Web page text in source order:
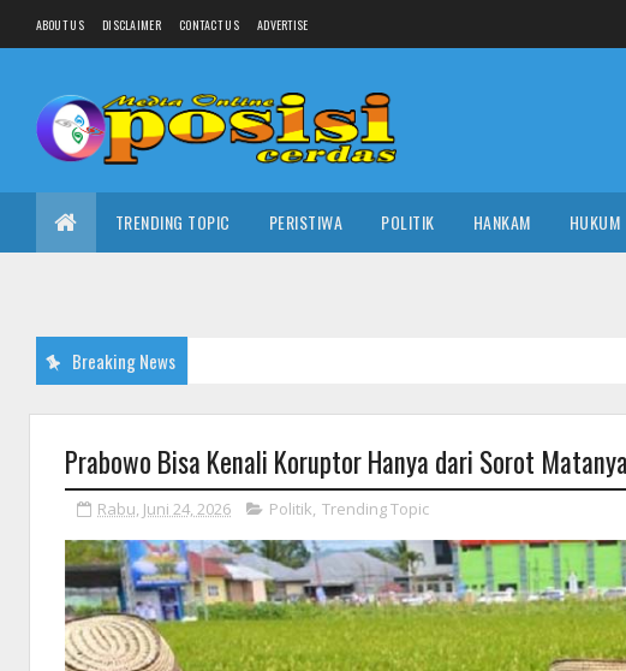
ABOUT US DISCLAIMER CONTACT US ADVERTISE
TRENDING TOPIC PERISTIWA POLITIK HANKAM HUKUM
Breaking News
Prabowo Bisa Kenali Koruptor Hanya dari Sorot Matanya
Rabu, Juni 24, 2026 Politik, Trending Topic